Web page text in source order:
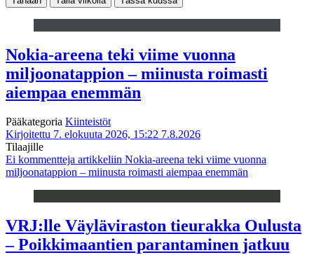
Nokia-areena teki viime vuonna
miljoonatappion – miinusta roimasti
aiempaa enemmän
Pääkategoria Kiinteistöt
Kirjoitettu 7. elokuuta 2026, 15:22 7.8.2026
Tilaajille
Ei kommentteja artikkeliin Nokia-areena teki viime vuonna
miljoonatappion – miinusta roimasti aiempaa enemmän
VRJ:lle Väyläviraston tieurakka Oulusta
– Poikkimaantien parantaminen jatkuu